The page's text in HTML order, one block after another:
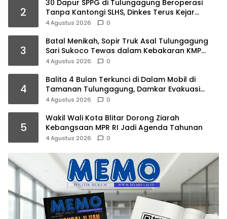
2
30 Dapur SPPG di Tulungagung Beroperasi
Tanpa Kantongi SLHS, Dinkes Terus Kejar
Percepatan Izin
4 Agustus 2026 0
3
Batal Menikah, Sopir Truk Asal Tulungagung
Sari Sukoco Tewas dalam Kebakaran KMP
Mutiara 2
4 Agustus 2026 0
4
Balita 4 Bulan Terkunci di Dalam Mobil di
Tamanan Tulungagung, Damkar Evakuasi
dalam 10 Menit
4 Agustus 2026 0
5
Wakil Wali Kota Blitar Dorong Ziarah
Kebangsaan MPR RI Jadi Agenda Tahunan
4 Agustus 2026 0